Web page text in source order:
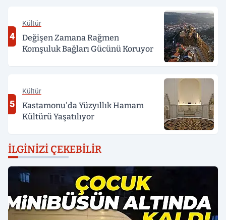
4
Kültür
Değişen Zamana Rağmen
Komşuluk Bağları Gücünü Koruyor
5
Kültür
Kastamonu'da Yüzyıllık Hamam
Kültürü Yaşatılıyor
İLGINIZI ÇEKEBILIR